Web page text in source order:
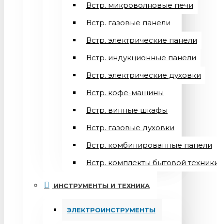
Встр. микроволновые печи
Встр. газовые панели
Встр. электрические панели
Встр. индукционные панели
Встр. электрические духовки
Встр. кофе-машины
Встр. винные шкафы
Встр. газовые духовки
Встр. комбинированные панели
Встр. комплекты бытовой
ИНСТРУМЕНТЫ И ТЕХНИКА
ЭЛЕКТРОИНСТРУМЕНТЫ